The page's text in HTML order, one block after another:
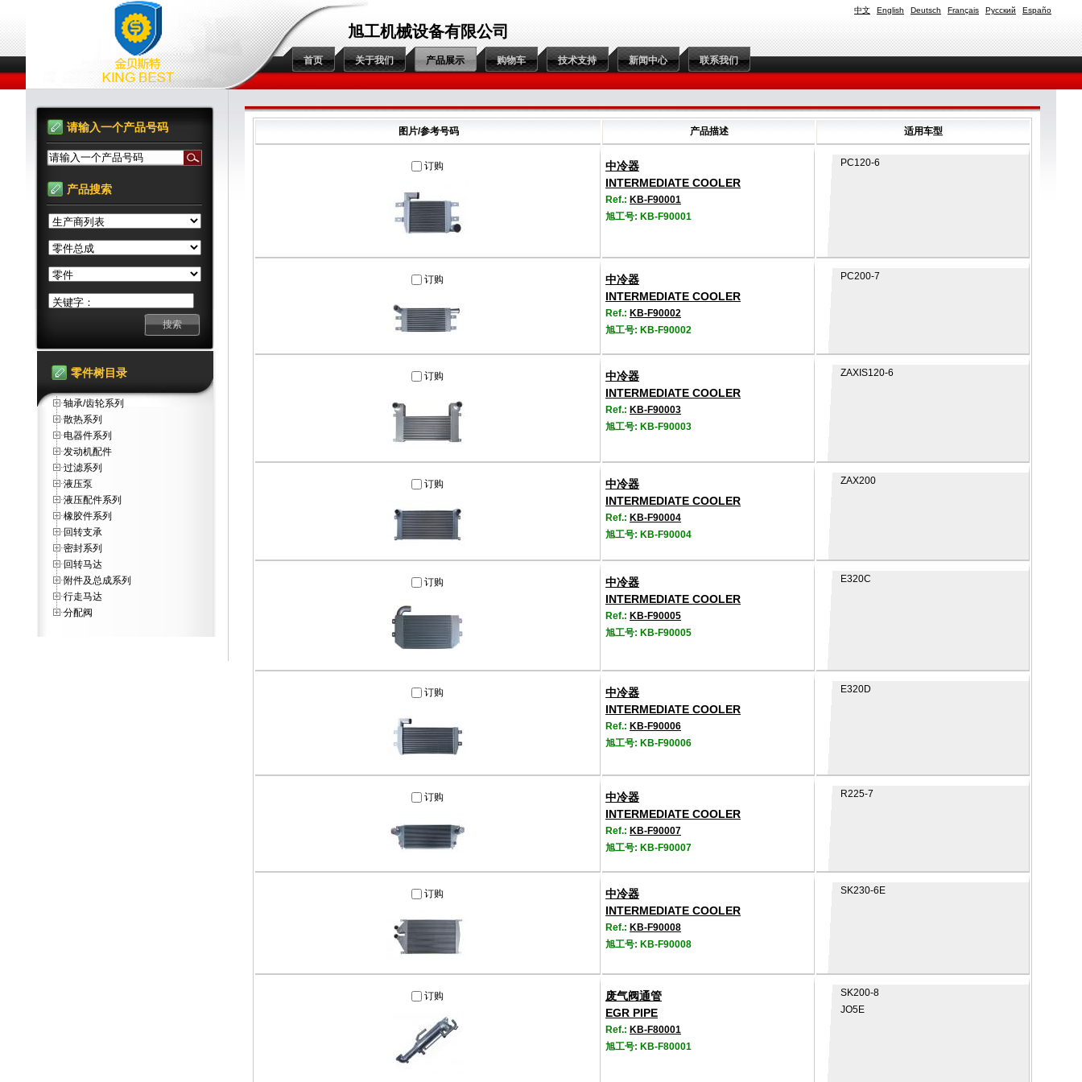
中文 English Deutsch Français Русский Españo
旭工机械设备有限公司
首页 关于我们 产品展示 购物车 技术支持 新闻中心 联系我们
图片/参考号码 产品描述 适用车型
订购
中冷器
INTERMEDIATE COOLER
Ref.: KB-F90001
旭工号: KB-F90001
PC120-6
订购
中冷器
INTERMEDIATE COOLER
Ref.: KB-F90002
旭工号: KB-F90002
PC200-7
订购
中冷器
INTERMEDIATE COOLER
Ref.: KB-F90003
旭工号: KB-F90003
ZAXIS120-6
订购
中冷器
INTERMEDIATE COOLER
Ref.: KB-F90004
旭工号: KB-F90004
ZAX200
订购
中冷器
INTERMEDIATE COOLER
Ref.: KB-F90005
旭工号: KB-F90005
E320C
订购
中冷器
INTERMEDIATE COOLER
Ref.: KB-F90006
旭工号: KB-F90006
E320D
订购
中冷器
INTERMEDIATE COOLER
Ref.: KB-F90007
旭工号: KB-F90007
R225-7
订购
中冷器
INTERMEDIATE COOLER
Ref.: KB-F90008
旭工号: KB-F90008
SK230-6E
订购
废气阀通管
EGR PIPE
Ref.: KB-F80001
旭工号: KB-F80001
SK200-8
JO5E
请输入一个产品号码
请输入一个产品号码
产品搜索
关键字：
零件树目录
轴承/齿轮系列
散热系列
电器件系列
发动机配件
过滤系列
液压泵
液压配件系列
橡胶件系列
回转支承
密封系列
回转马达
附件及总成系列
行走马达
分配阀